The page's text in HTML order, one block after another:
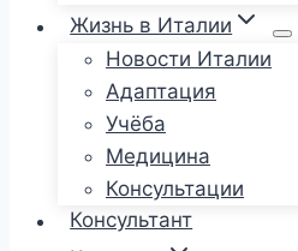
Жизнь в Италии
Новости Италии
Адаптация
Учёба
Медицина
Консультации
Консультант